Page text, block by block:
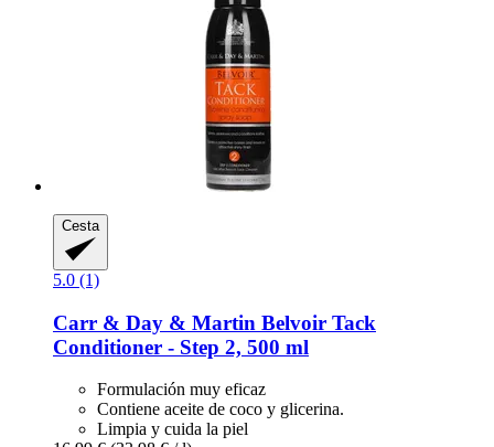
Cesta
5.0 (1)
Carr & Day & Martin Belvoir Tack
Conditioner -​ Step 2, 500 ml
Formulación muy eficaz
Contiene aceite de coco y glicerina.
Limpia y cuida la piel